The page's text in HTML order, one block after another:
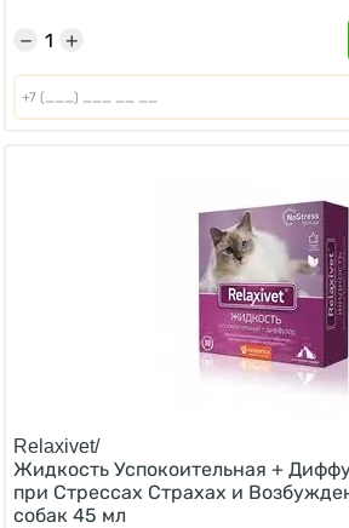
+
−
Relaxivet/
Жидкость Успокоительная +
при Стрессах Страхах и
собак 45 мл